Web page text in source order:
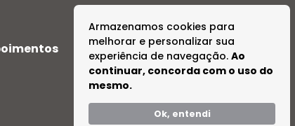
Armazenamos cookies para
melhorar e personalizar sua
experiência de navegação. Ao
continuar, concorda com o uso do
mesmo.
Ok, entendi
Dúvidas Tire suas Dúvidas